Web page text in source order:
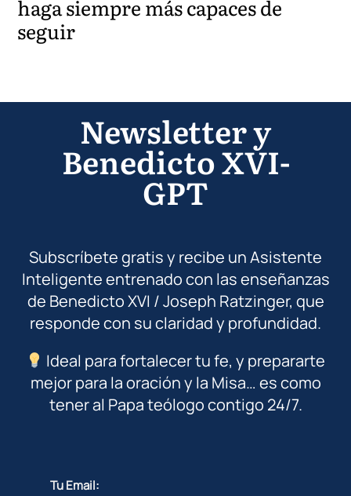
haga siempre más capaces de
seguir
Newsletter y
Benedicto XVI-
GPT
Subscríbete gratis y recibe un Asistente
Inteligente entrenado con las enseñanzas
de Benedicto XVI / Joseph Ratzinger, que
responde con su claridad y profundidad.
Ideal para fortalecer tu fe, y prepararte
mejor para la oración y la Misa… es como
tener al Papa teólogo contigo 24/7.
Tu Email: